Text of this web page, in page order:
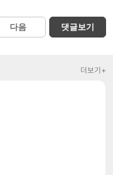
다음 댓글보기
더보기+